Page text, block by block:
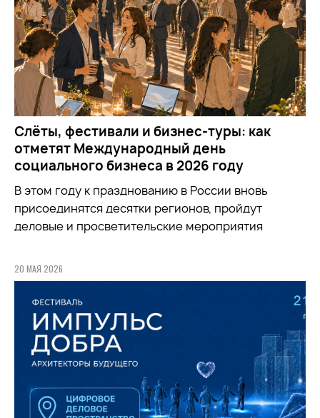
Слёты, фестивали и бизнес-туры: как
отметят Международный день
социального бизнеса в 2026 году
В этом году к празднованию в России вновь
присоединятся десятки регионов, пройдут
деловые и просветительские мероприятия
20 МАЯ 2026